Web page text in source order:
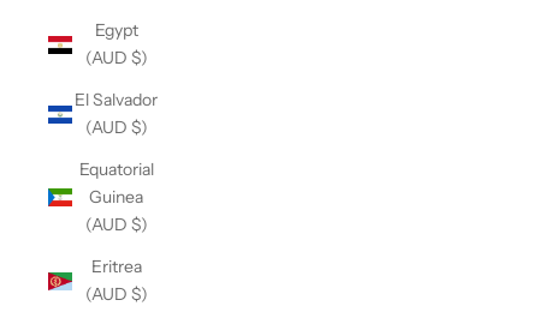
Egypt
(AUD $)
El Salvador
(AUD $)
Equatorial
Guinea
(AUD $)
Eritrea
(AUD $)